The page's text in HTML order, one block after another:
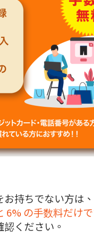
持ちでない方は
の手数料だけで
ください。